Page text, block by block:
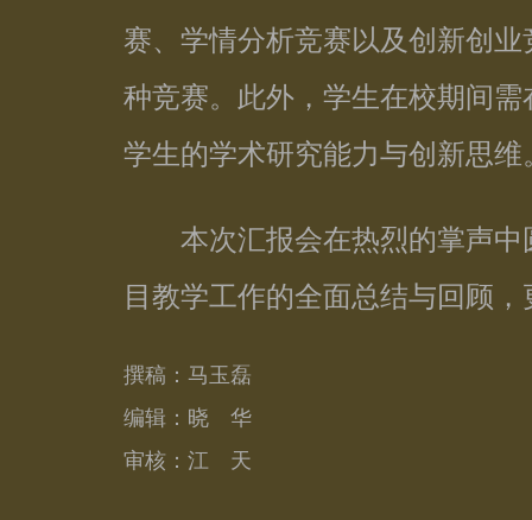
赛、学情分析竞赛以及创新创
种竞赛。此外，学生在校期间
学生的学术研究能力与创新思维
本次汇报会在热烈的掌声中
目教学工作的全面总结与回顾
撰稿：马玉磊
编辑：晓 华
审核：江 天